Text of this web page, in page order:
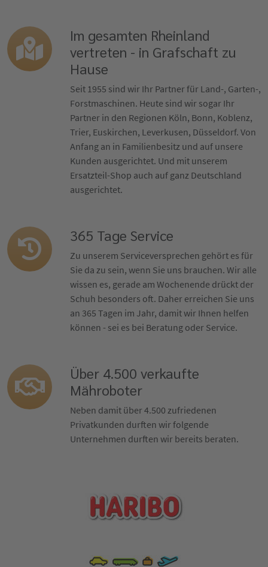
Im gesamten Rheinland
vertreten - in Grafschaft zu
Hause
Seit 1955 sind wir Ihr Partner für Land-, Garten-,
Forstmaschinen. Heute sind wir sogar Ihr
Partner in den Regionen Köln, Bonn, Koblenz,
Trier, Euskirchen, Leverkusen, Düsseldorf. Von
Anfang an in Familienbesitz und auf unsere
Kunden ausgerichtet. Und mit unserem
Ersatzteil-Shop auch auf ganz Deutschland
ausgerichtet.
365 Tage Service
Zu unserem Serviceversprechen gehört es für
Sie da zu sein, wenn Sie uns brauchen. Wir alle
wissen es, gerade am Wochenende drückt der
Schuh besonders oft. Daher erreichen Sie uns
an 365 Tagen im Jahr, damit wir Ihnen helfen
können - sei es bei Beratung oder Service.
Über 4.500 verkaufte
Mähroboter
Neben damit über 4.500 zufriedenen
Privatkunden durften wir folgende
Unternehmen durften wir bereits beraten.